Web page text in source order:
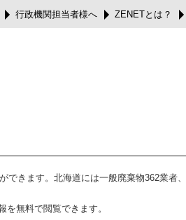
行政機関担当者様へ ZENETとは？
できます。北海道には一般廃棄物362業者
無料で閲覧できます。